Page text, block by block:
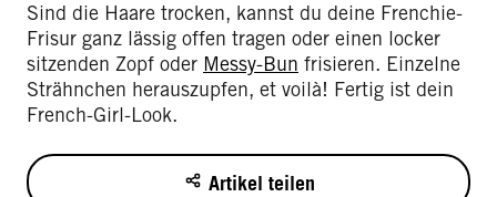
Sind die Haare trocken, kannst du deine Frenchie-
Frisur ganz lässig offen tragen oder einen locker
sitzenden Zopf oder Messy-Bun frisieren. Einzelne
Strähnchen herauszupfen, et voilà! Fertig ist dein
French-Girl-Look.
Artikel teilen